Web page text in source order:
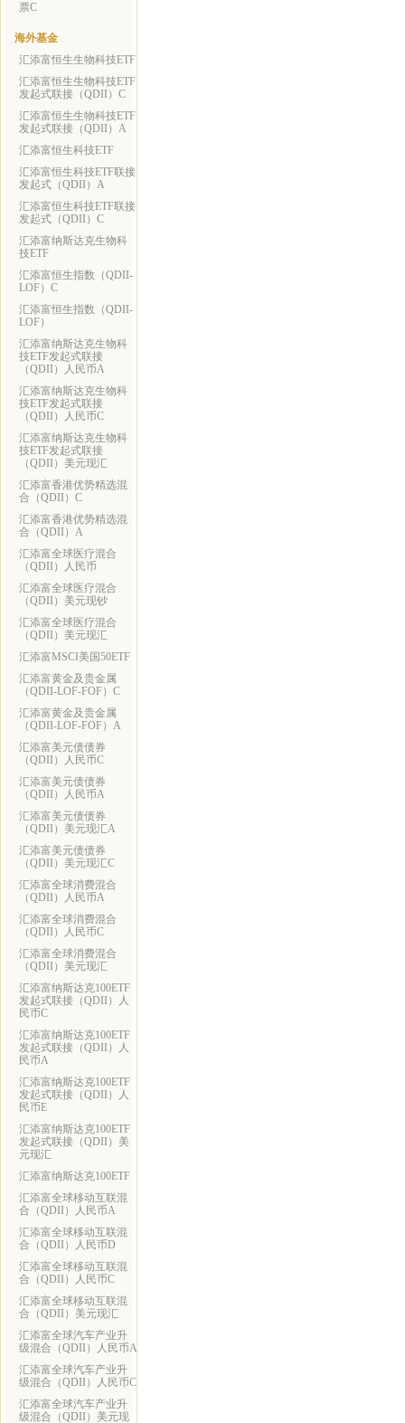
票C
海外基金
汇添富恒生生物科技ETF
汇添富恒生生物科技ETF
发起式联接（QDII）C
汇添富恒生生物科技ETF
发起式联接（QDII）A
汇添富恒生科技ETF
汇添富恒生科技ETF联接
发起式（QDII）A
汇添富恒生科技ETF联接
发起式（QDII）C
汇添富纳斯达克生物科
技ETF
汇添富恒生指数（QDII-
LOF）C
汇添富恒生指数（QDII-
LOF）
汇添富纳斯达克生物科
技ETF发起式联接
（QDII）人民币A
汇添富纳斯达克生物科
技ETF发起式联接
（QDII）人民币C
汇添富纳斯达克生物科
技ETF发起式联接
（QDII）美元现汇
汇添富香港优势精选混
合（QDII）C
汇添富香港优势精选混
合（QDII）A
汇添富全球医疗混合
（QDII）人民币
汇添富全球医疗混合
（QDII）美元现钞
汇添富全球医疗混合
（QDII）美元现汇
汇添富MSCI美国50ETF
汇添富黄金及贵金属
（QDII-LOF-FOF）C
汇添富黄金及贵金属
（QDII-LOF-FOF）A
汇添富美元债债券
（QDII）人民币C
汇添富美元债债券
（QDII）人民币A
汇添富美元债债券
（QDII）美元现汇A
汇添富美元债债券
（QDII）美元现汇C
汇添富全球消费混合
（QDII）人民币A
汇添富全球消费混合
（QDII）人民币C
汇添富全球消费混合
（QDII）美元现汇
汇添富纳斯达克100ETF
发起式联接（QDII）人
民币C
汇添富纳斯达克100ETF
发起式联接（QDII）人
民币A
汇添富纳斯达克100ETF
发起式联接（QDII）人
民币E
汇添富纳斯达克100ETF
发起式联接（QDII）美
元现汇
汇添富纳斯达克100ETF
汇添富全球移动互联混
合（QDII）人民币A
汇添富全球移动互联混
合（QDII）人民币D
汇添富全球移动互联混
合（QDII）人民币C
汇添富全球移动互联混
合（QDII）美元现汇
汇添富全球汽车产业升
级混合（QDII）人民币A
汇添富全球汽车产业升
级混合（QDII）人民币C
汇添富全球汽车产业升
级混合（QDII）美元现